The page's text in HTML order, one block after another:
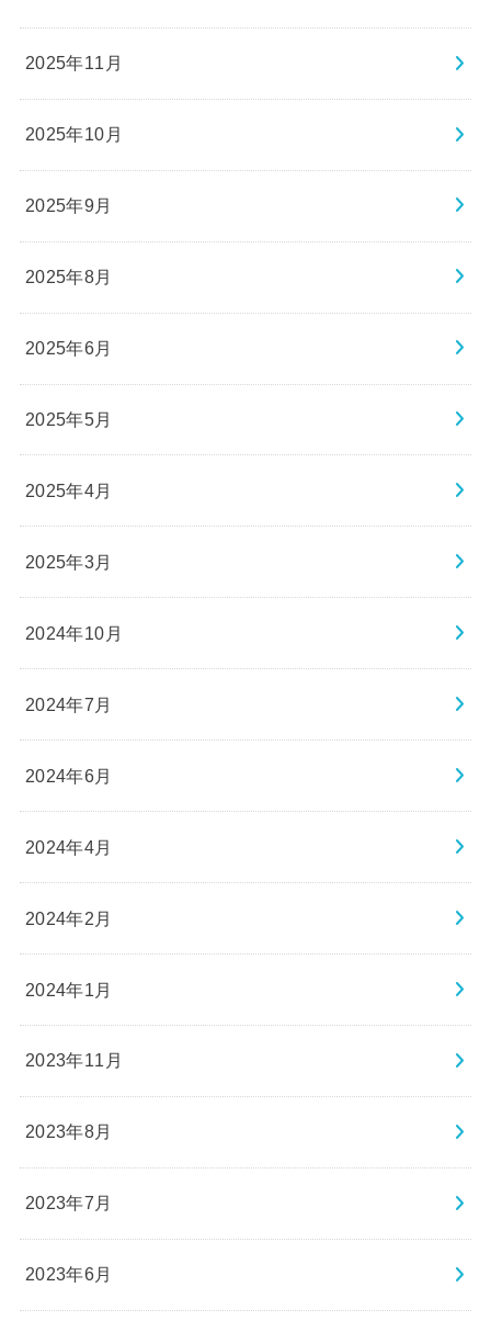
2025年11月
2025年10月
2025年9月
2025年8月
2025年6月
2025年5月
2025年4月
2025年3月
2024年10月
2024年7月
2024年6月
2024年4月
2024年2月
2024年1月
2023年11月
2023年8月
2023年7月
2023年6月